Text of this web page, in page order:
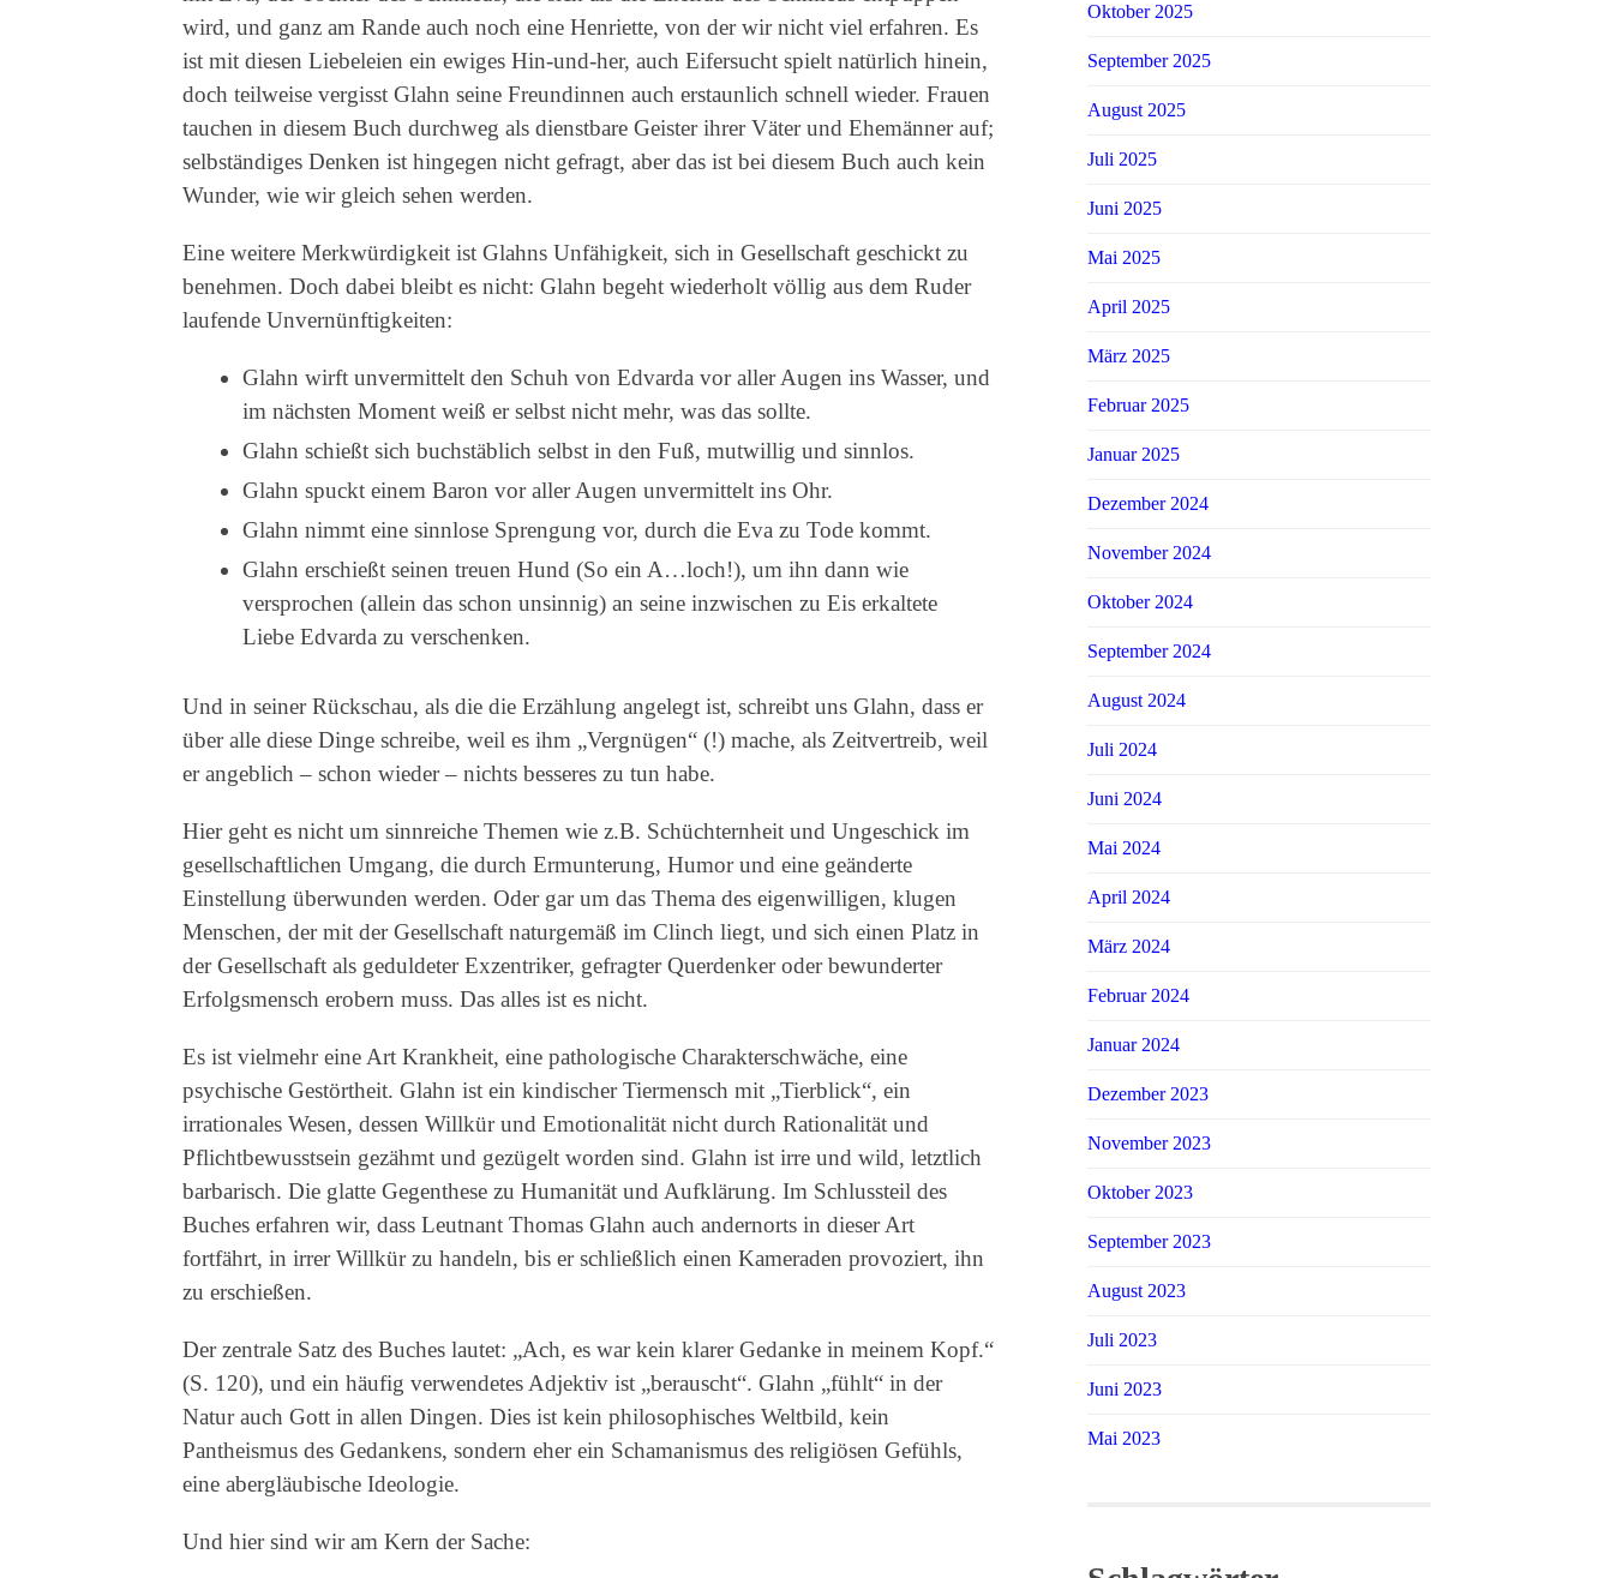
wird, und ganz am Rande auch noch eine Henriette, von der wir nicht viel erfahren. Es
ist mit diesen Liebeleien ein ewiges Hin-und-her, auch Eifersucht spielt natürlich hinein,
doch teilweise vergisst Glahn seine Freundinnen auch erstaunlich schnell wieder. Frauen
tauchen in diesem Buch durchweg als dienstbare Geister ihrer Väter und Ehemänner auf;
selbständiges Denken ist hingegen nicht gefragt, aber das ist bei diesem Buch auch kein
Wunder, wie wir gleich sehen werden.
Eine weitere Merkwürdigkeit ist Glahns Unfähigkeit, sich in Gesellschaft geschickt zu
benehmen. Doch dabei bleibt es nicht: Glahn begeht wiederholt völlig aus dem Ruder
laufende Unvernünftigkeiten:
Glahn wirft unvermittelt den Schuh von Edvarda vor aller Augen ins Wasser, und
im nächsten Moment weiß er selbst nicht mehr, was das sollte.
Glahn schießt sich buchstäblich selbst in den Fuß, mutwillig und sinnlos.
Glahn spuckt einem Baron vor aller Augen unvermittelt ins Ohr.
Glahn nimmt eine sinnlose Sprengung vor, durch die Eva zu Tode kommt.
Glahn erschießt seinen treuen Hund (So ein A…loch!), um ihn dann wie
versprochen (allein das schon unsinnig) an seine inzwischen zu Eis erkaltete
Liebe Edvarda zu verschenken.
Und in seiner Rückschau, als die die Erzählung angelegt ist, schreibt uns Glahn, dass er
über alle diese Dinge schreibe, weil es ihm „Vergnügen“ (!) mache, als Zeitvertreib, weil
er angeblich – schon wieder – nichts besseres zu tun habe.
Hier geht es nicht um sinnreiche Themen wie z.B. Schüchternheit und Ungeschick im
gesellschaftlichen Umgang, die durch Ermunterung, Humor und eine geänderte
Einstellung überwunden werden. Oder gar um das Thema des eigenwilligen, klugen
Menschen, der mit der Gesellschaft naturgemäß im Clinch liegt, und sich einen Platz in
der Gesellschaft als geduldeter Exzentriker, gefragter Querdenker oder bewunderter
Erfolgsmensch erobern muss. Das alles ist es nicht.
Es ist vielmehr eine Art Krankheit, eine pathologische Charakterschwäche, eine
psychische Gestörtheit. Glahn ist ein kindischer Tiermensch mit „Tierblick“, ein
irrationales Wesen, dessen Willkür und Emotionalität nicht durch Rationalität und
Pflichtbewusstsein gezähmt und gezügelt worden sind. Glahn ist irre und wild, letztlich
barbarisch. Die glatte Gegenthese zu Humanität und Aufklärung. Im Schlussteil des
Buches erfahren wir, dass Leutnant Thomas Glahn auch andernorts in dieser Art
fortfährt, in irrer Willkür zu handeln, bis er schließlich einen Kameraden provoziert, ihn
zu erschießen.
Der zentrale Satz des Buches lautet: „Ach, es war kein klarer Gedanke in meinem Kopf.“
(S. 120), und ein häufig verwendetes Adjektiv ist „berauscht“. Glahn „fühlt“ in der
Natur auch Gott in allen Dingen. Dies ist kein philosophisches Weltbild, kein
Pantheismus des Gedankens, sondern eher ein Schamanismus des religiösen Gefühls,
eine abergläubische Ideologie.
Und hier sind wir am Kern der Sache:
Oktober 2025
September 2025
August 2025
Juli 2025
Juni 2025
Mai 2025
April 2025
März 2025
Februar 2025
Januar 2025
Dezember 2024
November 2024
Oktober 2024
September 2024
August 2024
Juli 2024
Juni 2024
Mai 2024
April 2024
März 2024
Februar 2024
Januar 2024
Dezember 2023
November 2023
Oktober 2023
September 2023
August 2023
Juli 2023
Juni 2023
Mai 2023